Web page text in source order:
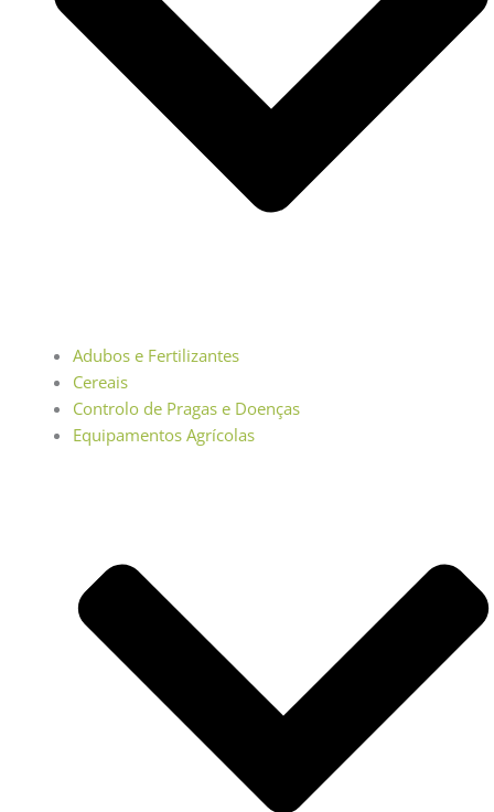
Adubos e Fertilizantes
Cereais
Controlo de Pragas e Doenças
Equipamentos Agrícolas